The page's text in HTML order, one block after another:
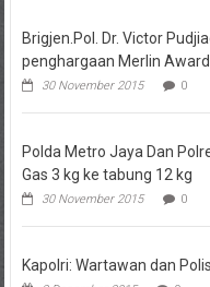
Brigjen.Pol. Dr. Victor
penghargaan Merlin
30 November 2015 0
Polda Metro Jaya Dan
Gas 3 kg ke tabung 12 kg
30 November 2015 0
Kapolri: Wartawan dan